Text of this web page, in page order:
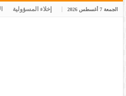
الجمعة 7 أغسطس 2026 إخلاء المسؤولية